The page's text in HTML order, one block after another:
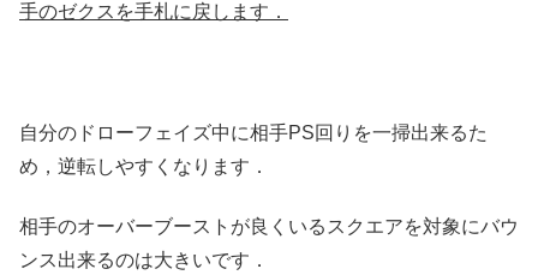
手のゼクスを手札に戻します．
自分のドローフェイズ中に相手PS回りを一掃出来るた
め，逆転しやすくなります．
相手のオーバーブーストが良くいるスクエアを対象にバウ
ンス出来るのは大きいです．